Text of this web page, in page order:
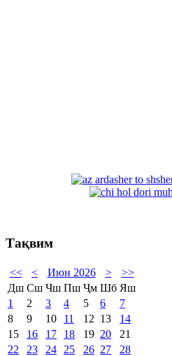
Тақвим
<< < Июн 2026 >
>>
Дш Сш Чш Пш Ҷм Шб Яш
1
2 3 4 5 6
7
8
9 10 11 12 13
14
15
16 17 18 19 20
21
22
23 24 25 26 27
28